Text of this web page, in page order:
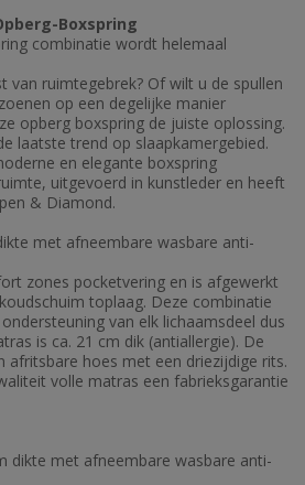
Boxspring
combinatie wordt helemaal
van ruimtegebrek? Of wilt u de spullen
op een degelijke manier
opberg boxspring de juiste oplossing.
laatste trend op slaapkamergebied.
en elegante boxspring
uitgevoerd in kunstleder en heeft
& Diamond.
met afneembare wasbare anti-
zones pocketvering en is afgewerkt
toplaag. Deze combinatie
van elk lichaamsdeel dus
is ca. 21 cm dik (antiallergie). De
afritsbare hoes met een driezijdige rits.
volle matras een fabrieksgarantie
dikte met afneembare wasbare anti-